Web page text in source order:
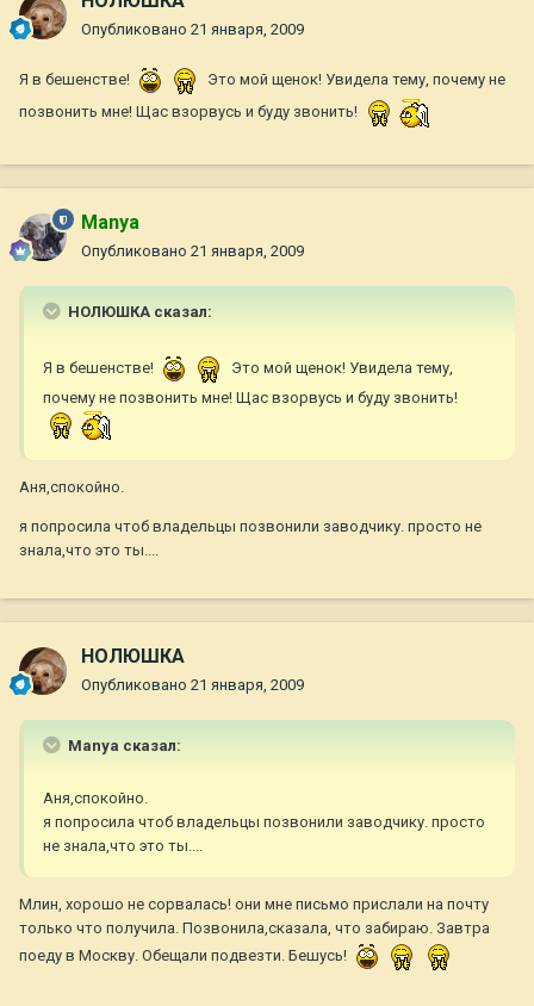
Опубликовано 21 января, 2009
Я в бешенстве!
Это мой щенок! Увидела тему, почему не
позвонить мне! Щас взорвусь и буду звонить!
Manya
Опубликовано 21 января, 2009
НОЛЮШКА сказал:
Я в бешенстве!
Это мой щенок! Увидела тему,
почему не позвонить мне! Щас взорвусь и буду звонить!
Аня,спокойно.
я попросила чтоб владельцы позвонили заводчику. просто не
знала,что это ты....
НОЛЮШКА
Опубликовано 21 января, 2009
Manya сказал:
Аня,спокойно.
я попросила чтоб владельцы позвонили заводчику. просто
не знала,что это ты....
Млин, хорошо не сорвалась! они мне письмо прислали на почту
только что получила. Позвонила,сказала, что забираю. Завтра
поеду в Москву. Обещали подвезти. Бешусь!